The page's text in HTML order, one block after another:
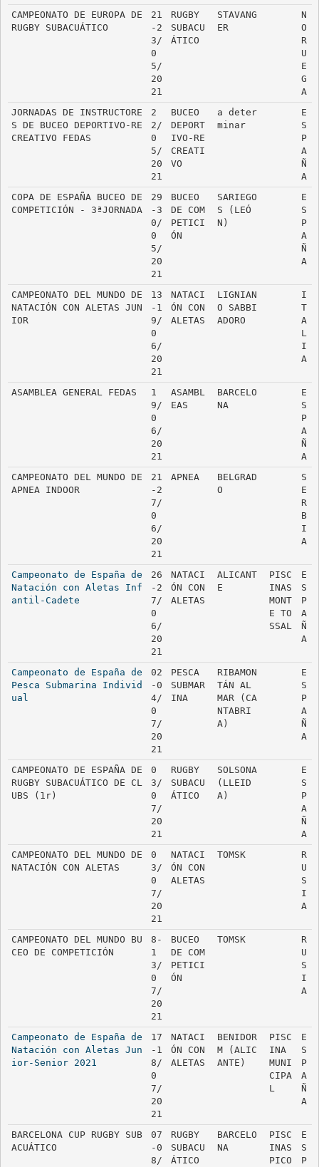
CAMPEONATO DE EUROPA DE
RUGBY SUBACUÁTICO
21
-2
3/
0
5/
20
21
RUGBY
SUBACU
ÁTICO
STAVANG
ER
N
O
R
U
E
G
A
JORNADAS DE INSTRUCTORE
S DE BUCEO DEPORTIVO-RE
CREATIVO FEDAS
2
2/
0
5/
20
21
BUCEO
DEPORT
IVO-RE
CREATI
VO
a deter
minar
E
S
P
A
Ñ
A
COPA DE ESPAÑA BUCEO DE
COMPETICIÓN - 3ªJORNADA
29
-3
0/
0
5/
20
21
BUCEO
DE COM
PETICI
ÓN
SARIEGO
S (LEÓ
N)
E
S
P
A
Ñ
A
CAMPEONATO DEL MUNDO DE
NATACIÓN CON ALETAS JUN
IOR
13
-1
9/
0
6/
20
21
NATACI
ÓN CON
ALETAS
LIGNIAN
O SABBI
ADORO
I
T
A
L
I
A
ASAMBLEA GENERAL FEDAS
1
9/
0
6/
20
21
ASAMBL
EAS
BARCELO
NA
E
S
P
A
Ñ
A
CAMPEONATO DEL MUNDO DE
APNEA INDOOR
21
-2
7/
0
6/
20
21
APNEA
BELGRAD
O
S
E
R
B
I
A
Campeonato de España de
Natación con Aletas Inf
antil-Cadete
26
-2
7/
0
6/
20
21
NATACI
ÓN CON
ALETAS
ALICANT
E
PISC
INAS
MONT
E TO
SSAL
E
S
P
A
Ñ
A
Campeonato de España de
Pesca Submarina Individ
ual
02
-0
4/
0
7/
20
21
PESCA
SUBMAR
INA
RIBAMON
TÁN AL
MAR (CA
NTABRI
A)
E
S
P
A
Ñ
A
CAMPEONATO DE ESPAÑA DE
RUGBY SUBACUÁTICO DE CL
UBS (1r)
0
3/
0
7/
20
21
RUGBY
SUBACU
ÁTICO
SOLSONA
(LLEID
A)
E
S
P
A
Ñ
A
CAMPEONATO DEL MUNDO DE
NATACIÓN CON ALETAS
0
3/
0
7/
20
21
NATACI
ÓN CON
ALETAS
TOMSK
R
U
S
I
A
CAMPEONATO DEL MUNDO BU
CEO DE COMPETICIÓN
8-
1
3/
0
7/
20
21
BUCEO
DE COM
PETICI
ÓN
TOMSK
R
U
S
I
A
Campeonato de España de
Natación con Aletas Jun
ior-Senior 2021
17
-1
8/
0
7/
20
21
NATACI
ÓN CON
ALETAS
BENIDOR
M (ALIC
ANTE)
PISC
INA
MUNI
CIPA
L
E
S
P
A
Ñ
A
BARCELONA CUP RUGBY SUB
ACUÁTICO
07
-0
8/
RUGBY
SUBACU
ÁTICO
BARCELO
NA
PISC
INAS
PICO
E
S
P